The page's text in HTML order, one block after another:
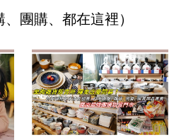
團購、都在這裡）